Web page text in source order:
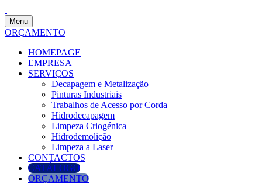
Menu
ORÇAMENTO
HOMEPAGE
EMPRESA
SERVIÇOS
Decapagem e Metalização
Pinturas Industriais
Trabalhos de Acesso por Corda
Hidrodecapagem
Limpeza Criogénica
Hidrodemolição
Limpeza a Laser
CONTACTOS
CATÁLOGO
ORÇAMENTO